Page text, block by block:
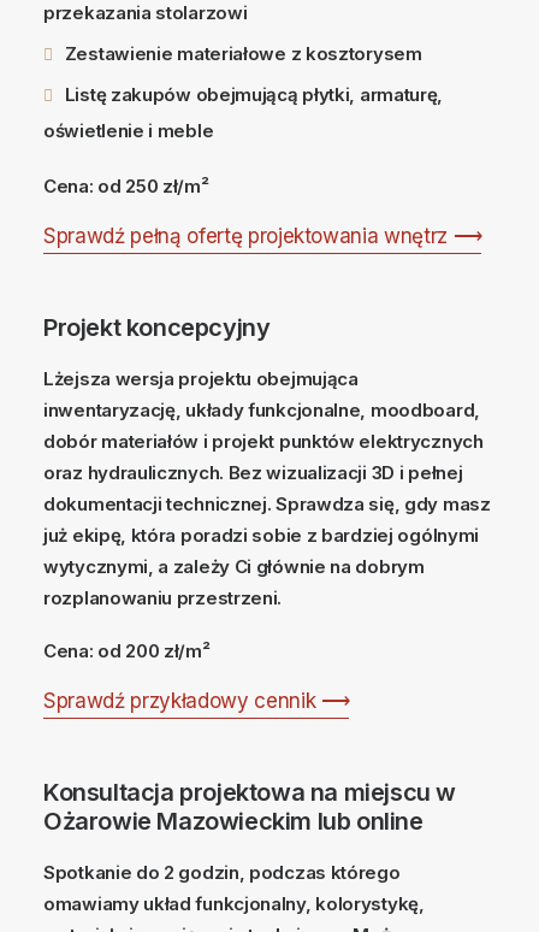
przekazania stolarzowi
Zestawienie materiałowe z kosztorysem
Listę zakupów obejmującą płytki, armaturę,
oświetlenie i meble
Cena: od 250 zł/m²
Sprawdź pełną ofertę projektowania wnętrz ⟶
Projekt koncepcyjny
Lżejsza wersja projektu obejmująca
inwentaryzację, układy funkcjonalne, moodboard,
dobór materiałów i projekt punktów elektrycznych
oraz hydraulicznych. Bez wizualizacji 3D i pełnej
dokumentacji technicznej. Sprawdza się, gdy masz
już ekipę, która poradzi sobie z bardziej ogólnymi
wytycznymi, a zależy Ci głównie na dobrym
rozplanowaniu przestrzeni.
Cena: od 200 zł/m²
Sprawdź przykładowy cennik ⟶
Konsultacja projektowa na miejscu w
Ożarowie Mazowieckim lub online
Spotkanie do 2 godzin, podczas którego
omawiamy układ funkcjonalny, kolorystykę,